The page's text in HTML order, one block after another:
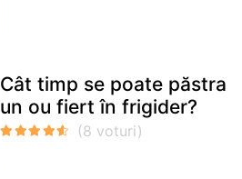
Cât timp se poate păstra
un ou fiert în frigider?